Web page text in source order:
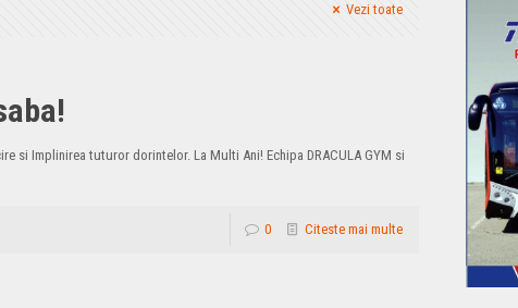
Vezi toate
si Implinirea tuturor dorintelor. La Multi Ani! Echipa DRACULA GYM si
0 Citeste mai multe